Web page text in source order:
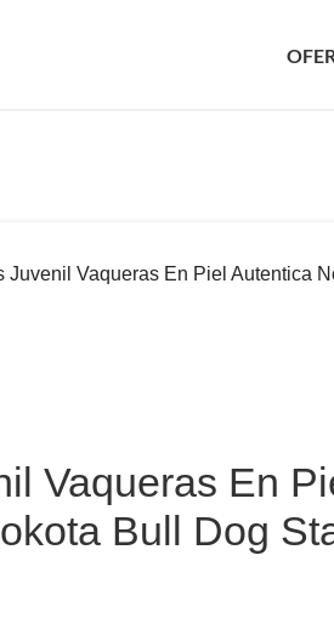
Juvenil Vaqueras En Piel Autentica
Vaqueras En
Bull Dog